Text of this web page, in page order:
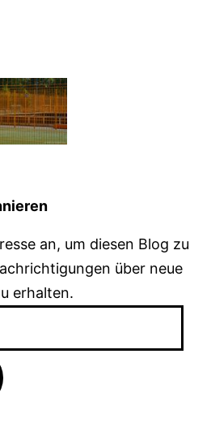
an, um diesen Blog zu
über neue
erhalten.